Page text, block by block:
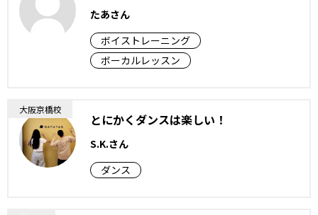
たあさん
ボイストレーニング
ボーカルレッスン
大阪京橋校
とにかくダンスは楽しい！
S.K.さん
ダンス